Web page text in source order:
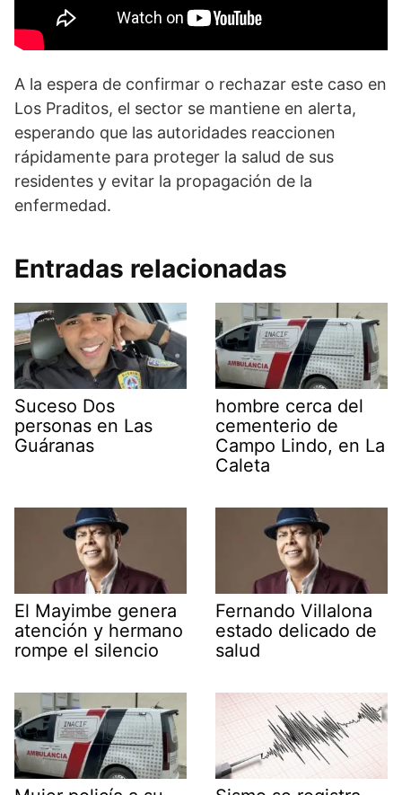
A la espera de confirmar o rechazar este caso en
Los Praditos, el sector se mantiene en alerta,
esperando que las autoridades reaccionen
rápidamente para proteger la salud de sus
residentes y evitar la propagación de la
enfermedad.
Entradas relacionadas
Suceso Dos
personas en Las
Guáranas
hombre cerca del
cementerio de
Campo Lindo, en La
Caleta
El Mayimbe genera
atención y hermano
rompe el silencio
Fernando Villalona
estado delicado de
salud